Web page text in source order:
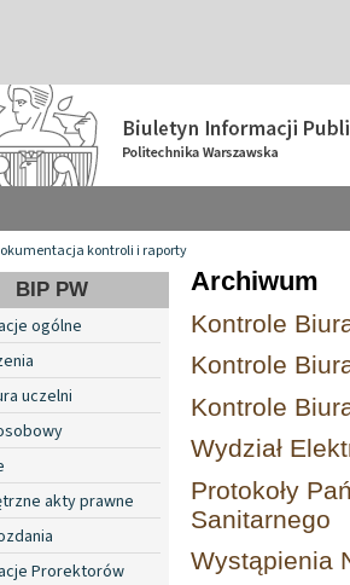
kontroli i raporty
BIP PW
ogólne
uczelni
akty prawne
Prorektorów
Archiwum
Kontrole
Kontrole
Kontrole
Wydział
Protokoły
Sanitarnego
Wystąpienia